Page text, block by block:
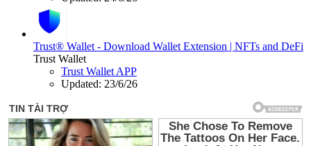
Trust® Wallet - Download Wallet Extension | NFTs and DeFi
Trust Wallet
Trust Wallet APP
Updated: 23/6/26